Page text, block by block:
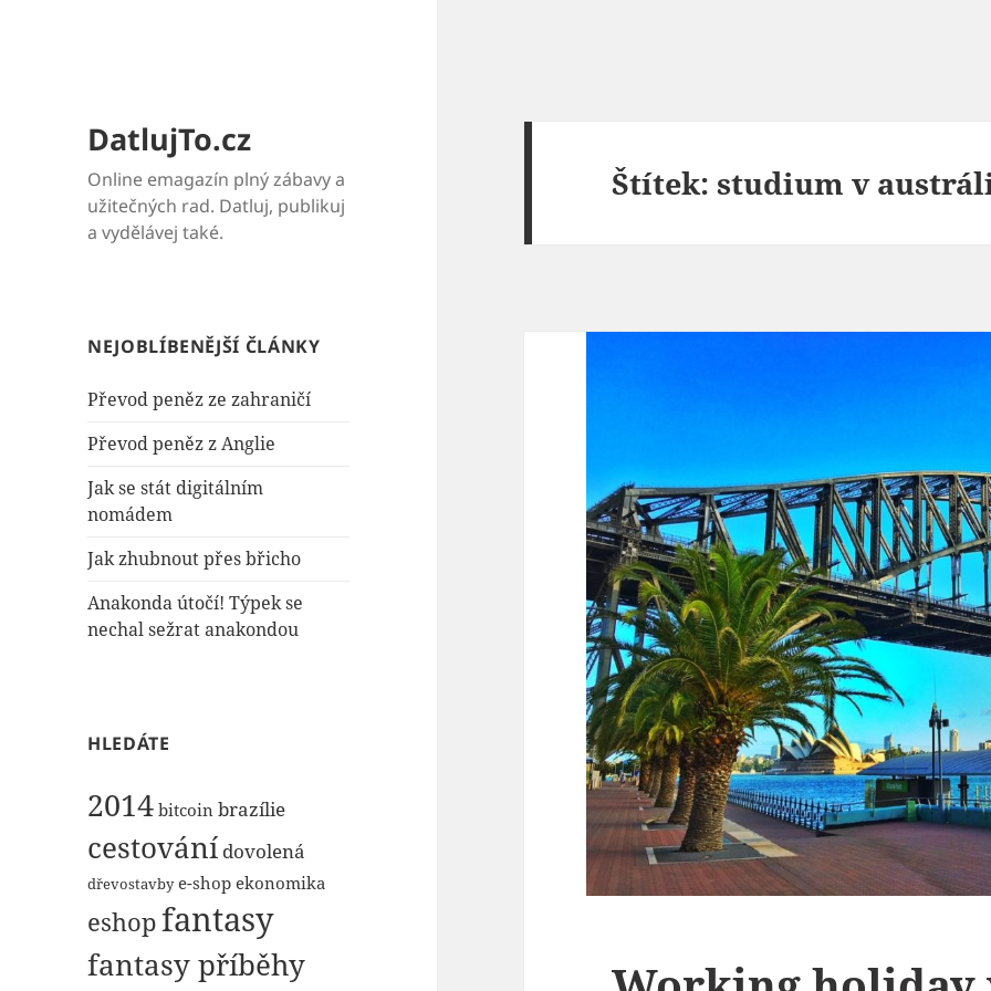
DatlujTo.cz
Online emagazín plný zábavy a
užitečných rad. Datluj, publikuj
a vydělávej také.
NEJOBLÍBENĚJŠÍ ČLÁNKY
Převod peněz ze zahraničí
Převod peněz z Anglie
Jak se stát digitálním
nomádem
Jak zhubnout přes břicho
Anakonda útočí! Týpek se
nechal sežrat anakondou
HLEDÁTE
2014 bitcoin brazílie
cestování dovolená
dřevostavby e-shop ekonomika
eshopfantasy
fantasy příběhy
Štítek:studium v